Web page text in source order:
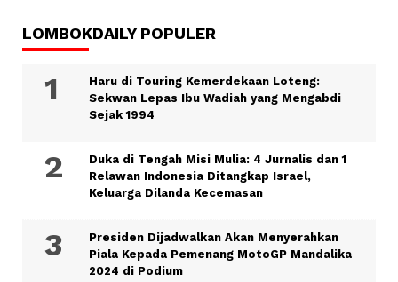
LOMBOKDAILY POPULER
Haru di Touring Kemerdekaan Loteng:
Sekwan Lepas Ibu Wadiah yang Mengabdi
Sejak 1994
Duka di Tengah Misi Mulia: 4 Jurnalis dan 1
Relawan Indonesia Ditangkap Israel,
Keluarga Dilanda Kecemasan
Presiden Dijadwalkan Akan Menyerahkan
Piala Kepada Pemenang MotoGP Mandalika
2024 di Podium